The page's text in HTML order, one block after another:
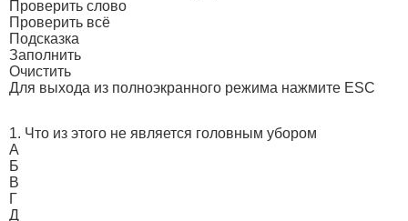
Проверить слово
Проверить всё
Подсказка
Заполнить
Очистить
Для выхода из полноэкранного режима нажмите ESC
1. Что из этого не является головным убором
А
Б
В
Г
Д